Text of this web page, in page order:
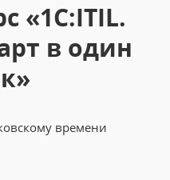
«1С:ITIL.
в один
времени